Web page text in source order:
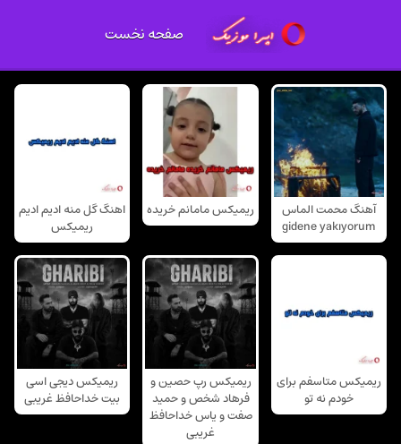
صفحه نخست
آهنگ محمت الماس
gidene yakıyorum
ریمیکس مامانم خریده
اهنگ گل منه ادیم ادیم
ریمیکس
ریمیکس متاسفم برای
خودم نه تو
ریمیکس رپ حصین و
فرهاد شخص و حمید
صفت و یاس خداحافظ
غریبی
ریمیکس دیجی اسی
بیت خداحافظ غریبی